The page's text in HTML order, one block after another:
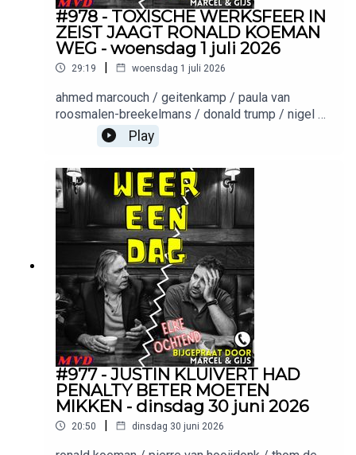
#978 - TOXISCHE WERKSFEER IN
ZEIST JAAGT RONALD KOEMAN
WEG - woensdag 1 juli 2026
29:19 | woensdag 1 juli 2026
ahmed marcouch / geitenkamp / paula van
roosmalen-breekelmans / donald trump / nigel de
jong 😴 mattsleeps Productie: Meer van
ditMuziek: Keez GroentemanWil je adverteren in
naar: Adverteerders (direct):
adverteren@meervandit.nl(Media)bureaus:
adverteren@bienmedia.nl
Play
#977 - JUSTIN KLUIVERT HAD
PENALTY BETER MOETEN
MIKKEN - dinsdag 30 juni 2026
20:50 | dinsdag 30 juni 2026